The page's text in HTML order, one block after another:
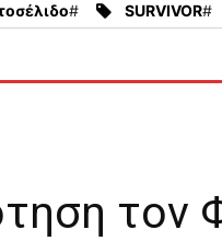
# SURVIVOR#
τον